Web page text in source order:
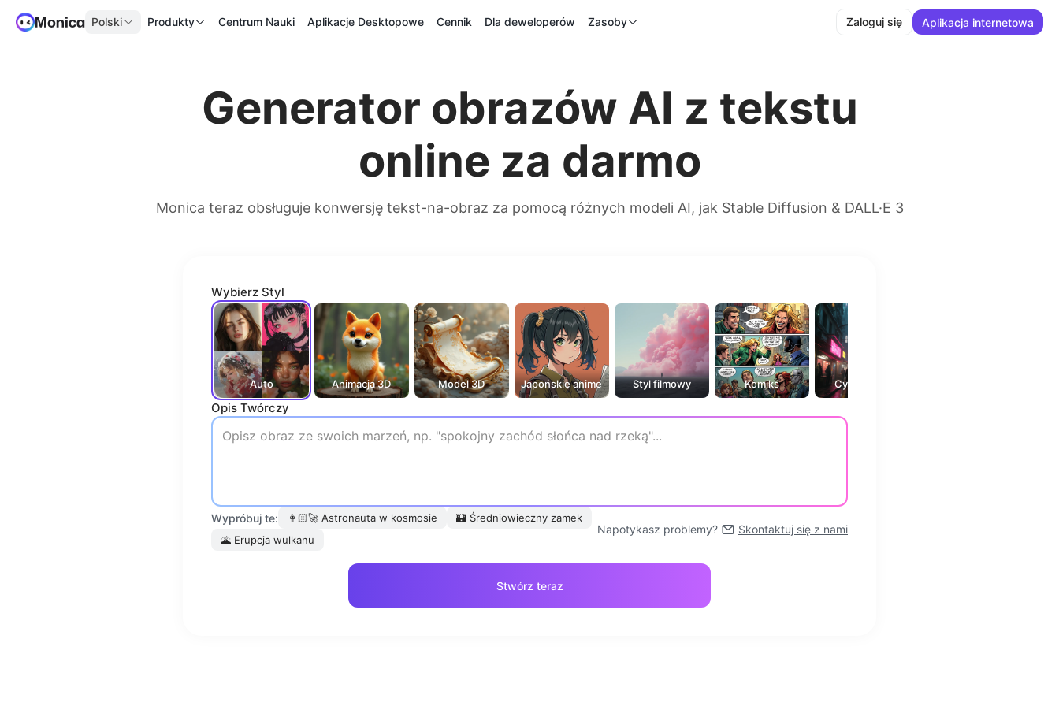
Polski Produkty Centrum Nauki Aplikacje Desktopowe Cennik Dla deweloperów Zasoby Zaloguj się Aplikacja internetowa
Generator obrazów AI z tekstu
online za darmo
Monica teraz obsługuje konwersję tekst-na-obraz za pomocą różnych modeli AI, jak Stable Diffusion & DALL·E 3
Wybierz Styl
Auto Animacja 3D Model 3D Japońskie anime Styl filmowy Komiks Cyberpunk
Opis Twórczy
Wypróbuj te: 👩🏻‍🚀 Astronauta w kosmosie 🏰 Średniowieczny zamek
🌋 Erupcja wulkanu
Napotykasz problemy? Skontaktuj się z nami
Stwórz teraz